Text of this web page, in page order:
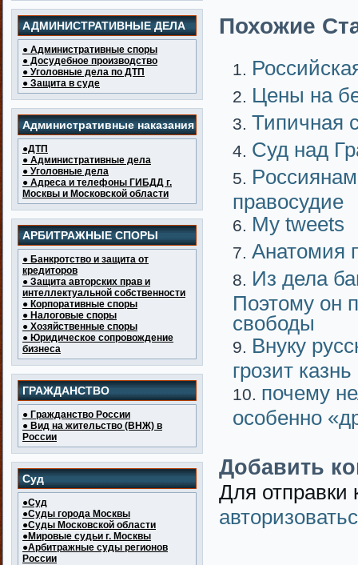
АДМИНИСТРАТИВНЫЕ ДЕЛА
● Административные споры
● Досудебное производство
● Уголовные дела по ДТП
● Защита в суде
Административные наказания
●ДТП
● Административные дела
● Уголовные дела
● Адреса и телефоны ГИБДД г.
Москвы и Московской области
АРБИТРАЖНЫЕ СПОРЫ
● Банкротство и защита от
кредиторов
● Защита авторских прав и
интеллектуальной собственности
● Корпоративные споры
● Налоговые споры
● Хозяйственные споры
● Юридическое сопровождение
бизнеса
ГРАЖДАНСТВО
● Гражданство России
● Вид на жительство (ВНЖ) в
России
Суд
●Суд
●Суды города Москвы
●Суды Московской области
●Мировые судьи г. Москвы
●Арбитражные суды регионов
России
Похожие
Цены на
Типичная
Суд над
правосудие
My tweets
Анатомия
Из дела
Поэтому он
свободы
Внуку
грозит казнь
почему
особенно
Добавить
Для отправки